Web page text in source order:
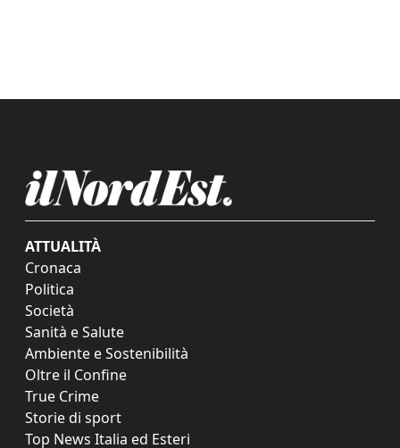
ATTUALITÀ
Cronaca
Politica
Società
Sanità e Salute
Ambiente e Sostenibilità
Oltre il Confine
True Crime
Storie di sport
Top News Italia ed Esteri